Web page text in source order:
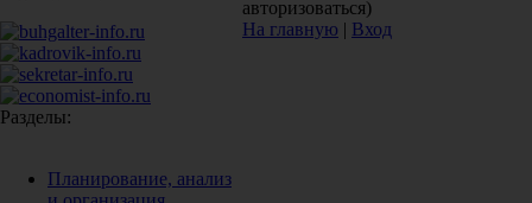
Разделы:
Планирование, анализ
авторизоваться)
На главную | Вход